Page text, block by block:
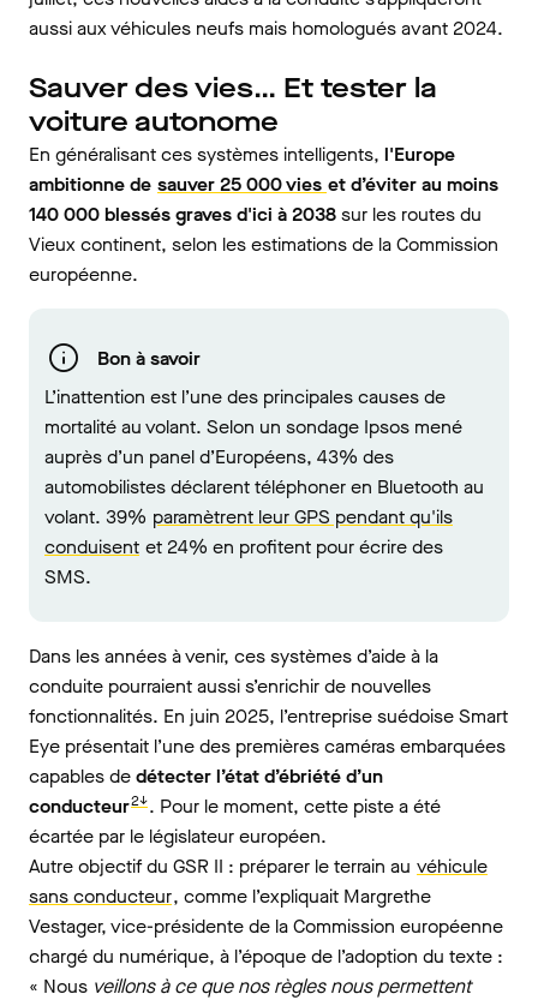
aussi aux véhicules neufs mais homologués avant 2024.
Sauver des vies… Et tester la
voiture autonome
En généralisant ces systèmes intelligents, l'Europe
ambitionne de sauver 25 000 vies et d’éviter au moins
140 000 blessés graves d'ici à 2038sur les routes du
Vieux continent, selon les estimations de la Commission
européenne.
Bon à savoir
L’inattention est l’une des principales causes de
mortalité au volant. Selon un sondage Ipsos mené
auprès d’un panel d’Européens, 43% des
automobilistes déclarent téléphoner en Bluetooth au
volant. 39% paramètrent leur GPS pendant qu'ils
conduisent et 24% en profitent pour écrire des
SMS.
Dans les années à venir, ces systèmes d’aide à la
conduite pourraient aussi s’enrichir de nouvelles
fonctionnalités. En juin 2025, l’entreprise suédoise Smart
Eye présentait l’une des premières caméras embarquées
capables dedétecter l’état d’ébriété d’un
conducteur2↓. Pour le moment, cette piste a été
écartée par le législateur européen.
Autre objectif du GSR II : préparer le terrain au véhicule
sans conducteur, comme l’expliquait Margrethe
Vestager, vice-présidente de la Commission européenne
chargé du numérique, à l’époque de l’adoption du texte :
« Nous veillons à ce que nos règles nous permettent